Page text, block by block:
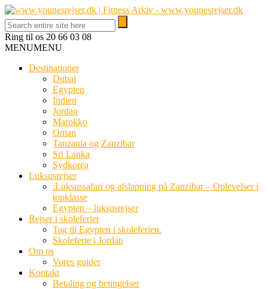
Ring til os 20 66 03 08
MENUMENU
Destinationer
Dubai
Egypten
Indien
Jordan
Marokko
Oman
Tanzania og Zanzibar
Sri Lanka
Sydkorea
Luksusrejser
:Luksussafari og afslapning på Zanzibar – Oplevelser i
topklasse
Egypten – luksusrejser
Rejser i skoleferier
Tag til Egypten i skoleferien.
Skoleferie i Jordan
Om os
Vores guider
Kontakt
Betaling og betingelser